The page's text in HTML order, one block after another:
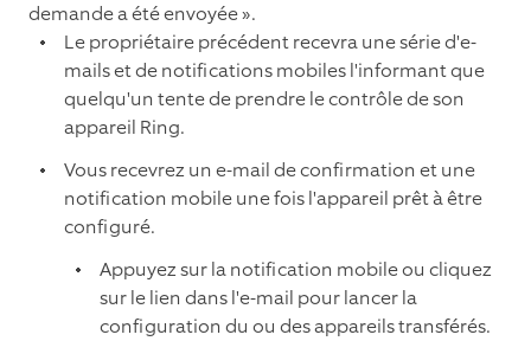
demande a été envoyée ».
Le propriétaire précédent recevra une série d'e-
mails et de notifications mobiles l'informant que
quelqu'un tente de prendre le contrôle de son
appareil Ring.
Vous recevrez un e-mail de confirmation et une
notification mobile une fois l'appareil prêt à être
configuré.
Appuyez sur la notification mobile ou cliquez
sur le lien dans l'e-mail pour lancer la
configuration du ou des appareils transférés.